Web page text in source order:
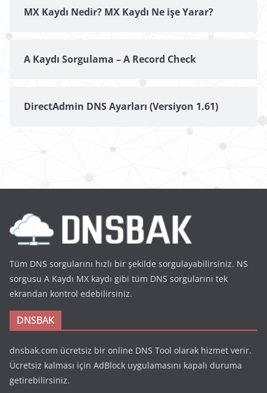
MX Kaydı Nedir? MX Kaydı Ne işe Yarar?
A Kaydı Sorgulama – A Record Check
DirectAdmin DNS Ayarları (Versiyon 1.61)
Tüm DNS sorgularını hızlı bir şekilde sorgulayabilirsiniz. NS
sorgusu A Kaydı MX kaydı gibi tüm DNS sorgularını tek
ekrandan kontrol edebilirsiniz.
DNSBAK
dnsbak.com ücretsiz bir online DNS Tool olarak hizmet verir.
Ücretsiz kalması için AdBlock uygulamasını kapalı duruma
getirebilirsiniz.